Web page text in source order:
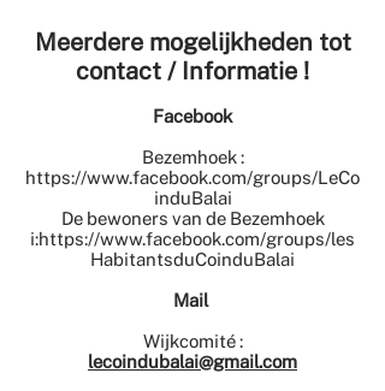
Meerdere mogelijkheden tot
contact / Informatie !
Facebook
Bezemhoek :
https://www.facebook.com/groups/LeCo
induBalai
De bewoners van de Bezemhoek
i:https://www.facebook.com/groups/les
HabitantsduCoinduBalai
Mail
Wijkcomité :
lecoindubalai@gmail.com